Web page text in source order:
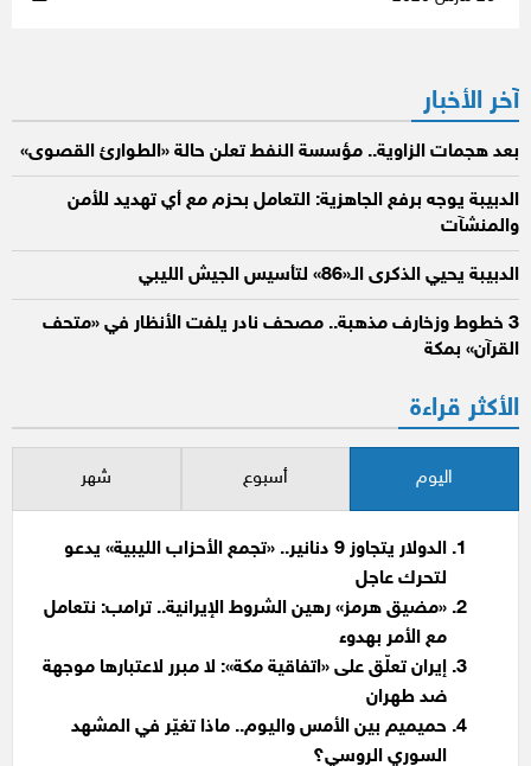
آخر الأخبار
بعد هجمات الزاوية.. مؤسسة النفط تعلن حالة «الطوارئ القصوى»
الدبيبة يوجه برفع الجاهزية: التعامل بحزم مع أي تهديد للأمن
والمنشآت
الدبيبة يحيي الذكرى الـ«86» لتأسيس الجيش الليبي
3 خطوط وزخارف مذهبة.. مصحف نادر يلفت الأنظار في «متحف
القرآن» بمكة
الأكثر قراءة
اليوم أسبوع شهر
الدولار يتجاوز 9 دنانير.. «تجمع الأحزاب الليبية» يدعو
لتحرك عاجل
«مضيق هرمز» رهين الشروط الإيرانية.. ترامب: نتعامل
مع الأمر بهدوء
إيران تعلّق على «اتفاقية مكة»: لا مبرر لاعتبارها موجهة
ضد طهران
حميميم بين الأمس واليوم.. ماذا تغيّر في المشهد
السوري الروسي؟